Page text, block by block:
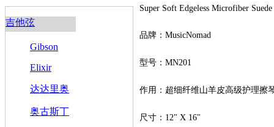
吉他弦
Gibson
Elixir
达达里奥
奥古斯丁
Super Soft Edgeless Microfiber
品牌：MusicNomad
型号：MN201
作用：超细纤维山羊皮高级护理擦
尺寸：12" X 16"